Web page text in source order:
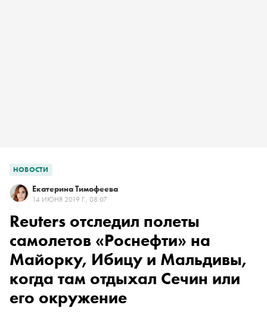
НОВОСТИ
Екатерина Тимофеева
14 ИЮНЯ 2019 Г., 08:07
Reuters отследил полеты
самолетов «Роснефти» на
Майорку, Ибицу и Мальдивы,
когда там отдыхал Сечин или
его окружение